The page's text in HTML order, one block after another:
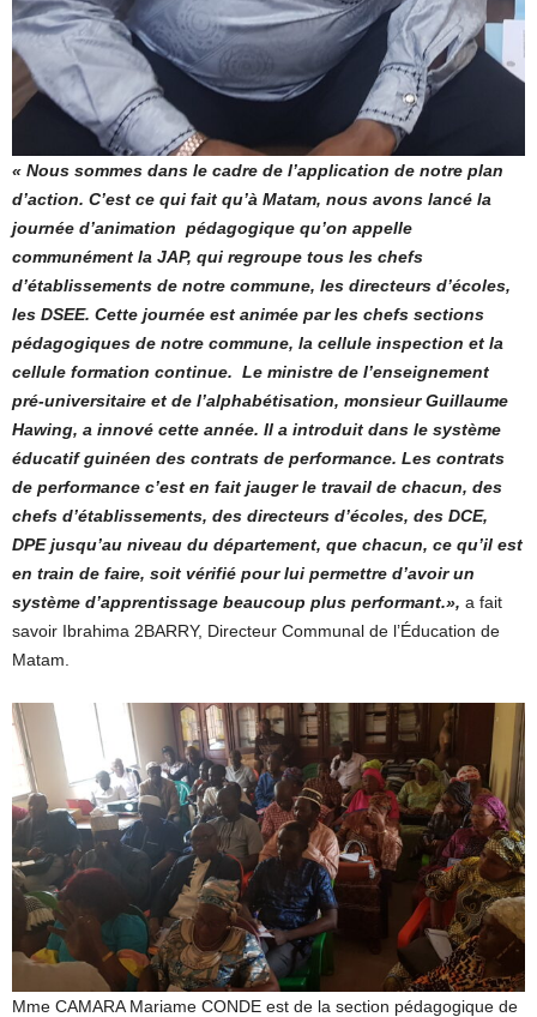
« Nous sommes dans le cadre de l’application de notre plan
d’action. C’est ce qui fait qu’à Matam, nous avons lancé la
journée d’animation pédagogique qu’on appelle
communément la JAP, qui regroupe tous les chefs
d’établissements de notre commune, les directeurs d’écoles,
les DSEE. Cette journée est animée par les chefs sections
pédagogiques de notre commune, la cellule inspection et la
cellule formation continue. Le ministre de l’enseignement
pré-universitaire et de l’alphabétisation, monsieur Guillaume
Hawing, a innové cette année. Il a introduit dans le système
éducatif guinéen des contrats de performance. Les contrats
de performance c’est en fait jauger le travail de chacun, des
chefs d’établissements, des directeurs d’écoles, des DCE,
DPE jusqu’au niveau du département, que chacun, ce qu’il est
en train de faire, soit vérifié pour lui permettre d’avoir un
système d’apprentissage beaucoup plus performant.», a fait
savoir Ibrahima 2BARRY, Directeur Communal de l’Éducation de
Matam.
Mme CAMARA Mariame CONDE est de la section pédagogique de